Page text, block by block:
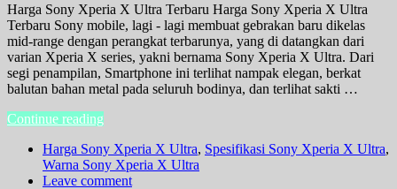
Harga Sony Xperia X Ultra Terbaru Harga Sony Xperia X Ultra
Terbaru Sony mobile, lagi - lagi membuat gebrakan baru dikelas
mid-range dengan perangkat terbarunya, yang di datangkan dari
varian Xperia X series, yakni bernama Sony Xperia X Ultra. Dari
segi penampilan, Smartphone ini terlihat nampak elegan, berkat
balutan bahan metal pada seluruh bodinya, dan terlihat sakti …
Continue reading
Harga Sony Xperia X Ultra, Spesifikasi Sony Xperia X Ultra,
Warna Sony Xperia X Ultra
Leave comment